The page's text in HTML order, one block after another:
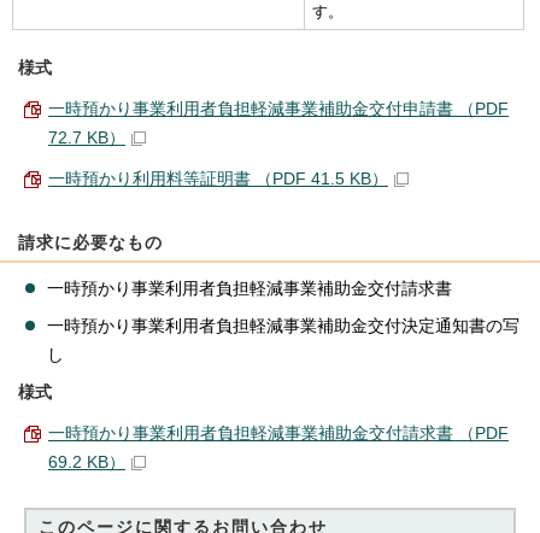
す。
様式
一時預かり事業利用者負担軽減事業補助金交付申請書 （PDF
72.7 KB）
一時預かり利用料等証明書 （PDF 41.5 KB）
請求に必要なもの
一時預かり事業利用者負担軽減事業補助金交付請求書
一時預かり事業利用者負担軽減事業補助金交付決定通知書の写
し
様式
一時預かり事業利用者負担軽減事業補助金交付請求書 （PDF
69.2 KB）
このページに関する お問い合わせ